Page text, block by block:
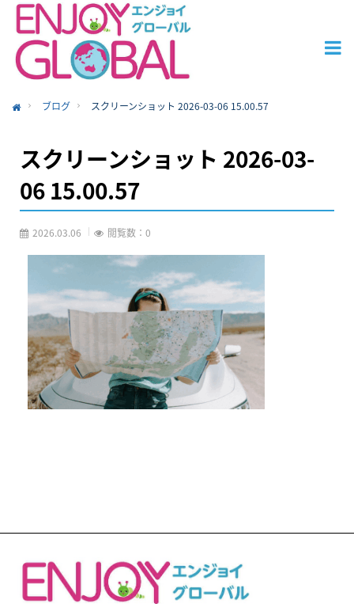
ブログ スクリーンショット 2026-03-06 15.00.57
スクリーンショット 2026-03-
06 15.00.57
2026.03.06 閲覧数：0